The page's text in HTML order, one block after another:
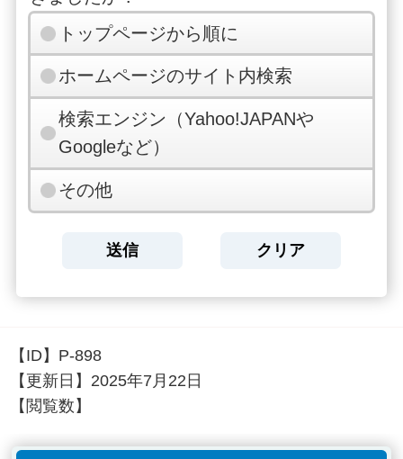
トップページから順に
ホームページのサイト内検索
検索エンジン（Yahoo!JAPANや
Googleなど）
その他
【ID】 P-898
【更新日】 2025年7月22日
【閲覧数】